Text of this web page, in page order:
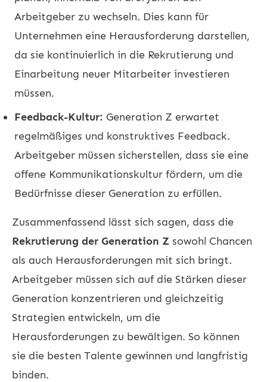
Arbeitgeber zu wechseln. Dies kann für
Unternehmen eine Herausforderung darstellen,
da sie kontinuierlich in die Rekrutierung und
Einarbeitung neuer Mitarbeiter investieren
müssen.
Feedback-Kultur: Generation Z erwartet
regelmäßiges und konstruktives Feedback.
Arbeitgeber müssen sicherstellen, dass sie eine
offene Kommunikationskultur fördern, um die
Bedürfnisse dieser Generation zu erfüllen.
Zusammenfassend lässt sich sagen, dass die
Rekrutierung der Generation Z sowohl Chancen
als auch Herausforderungen mit sich bringt.
Arbeitgeber müssen sich auf die Stärken dieser
Generation konzentrieren und gleichzeitig
Strategien entwickeln, um die
Herausforderungen zu bewältigen. So können
sie die besten Talente gewinnen und langfristig
binden.